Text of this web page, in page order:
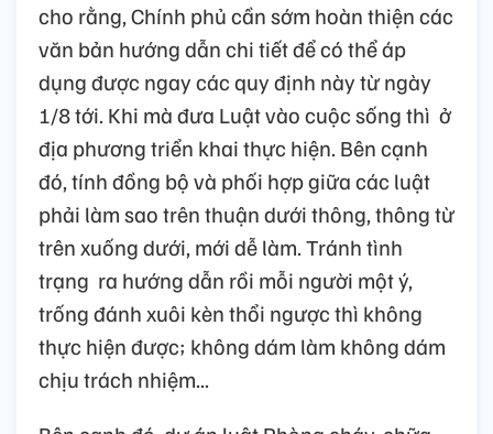
cho rằng, Chính phủ cần sớm hoàn thiện các
văn bản hướng dẫn chi tiết để có thể áp
dụng được ngay các quy định này từ ngày
1/8 tới. Khi mà đưa Luật vào cuộc sống thì ở
địa phương triển khai thực hiện. Bên cạnh
đó, tính đồng bộ và phối hợp giữa các luật
phải làm sao trên thuận dưới thông, thông từ
trên xuống dưới, mới dễ làm. Tránh tình
trạng ra hướng dẫn rồi mỗi người một ý,
trống đánh xuôi kèn thổi ngược thì không
thực hiện được; không dám làm không dám
chịu trách nhiệm...